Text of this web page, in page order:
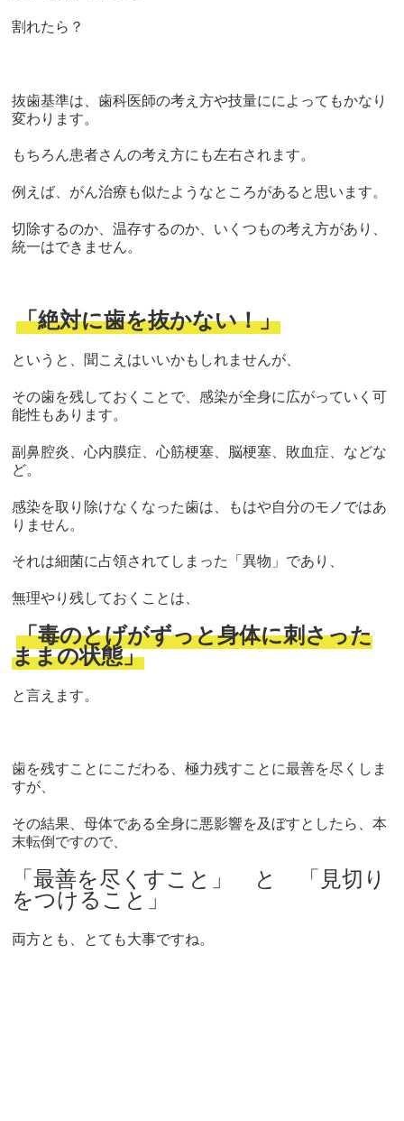
割れたら？
抜歯基準は、歯科医師の考え方や技量にによってもかなり
変わります。
もちろん患者さんの考え方にも左右されます。
例えば、がん治療も似たようなところがあると思います。
切除するのか、温存するのか、いくつもの考え方があり、
統一はできません。
「絶対に歯を抜かない！」
というと、聞こえはいいかもしれませんが、
その歯を残しておくことで、感染が全身に広がっていく可
能性もあります。
副鼻腔炎、心内膜症、心筋梗塞、脳梗塞、敗血症、などな
ど。
感染を取り除けなくなった歯は、もはや自分のモノではあ
りません。
それは細菌に占領されてしまった「異物」であり、
無理やり残しておくことは、
「毒のとげがずっと身体に刺さった
ままの状態」
と言えます。
歯を残すことにこだわる、極力残すことに最善を尽くしま
すが、
その結果、母体である全身に悪影響を及ぼすとしたら、本
末転倒ですので、
「最善を尽くすこと」 と 「見切り
をつけること」
両方とも、とても大事ですね。